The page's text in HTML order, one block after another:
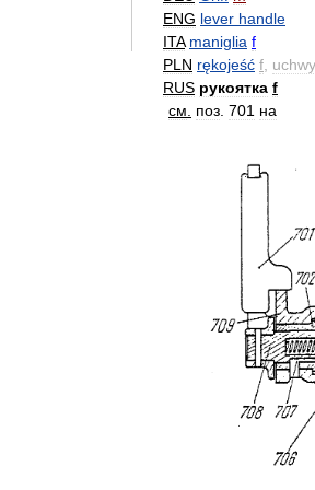
ENG lever handle
ITA maniglia f
PLN rękojeść f
RUS рукоятка f
см
поз 701 на